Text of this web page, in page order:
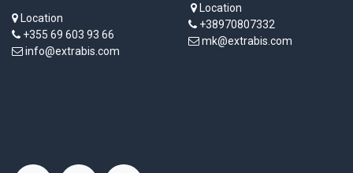
Location
+355 69 603 93 66
info@extrabis.com
Location
+38970807332
mk@extrabis.com